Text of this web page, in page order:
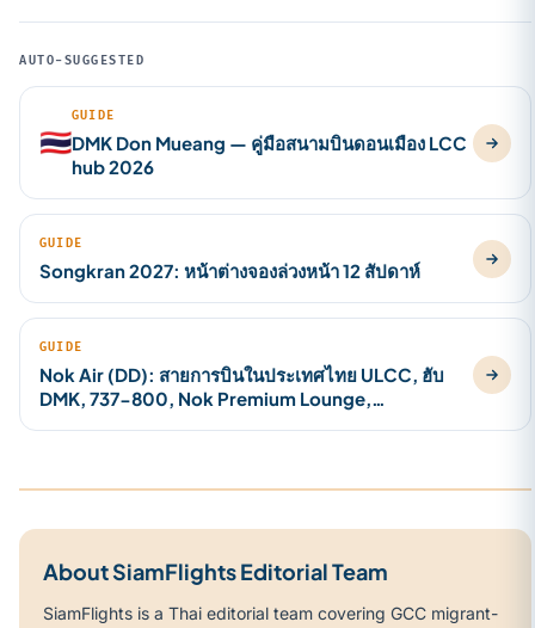
AUTO-SUGGESTED
🇹🇭
GUIDE
DMK Don Mueang — คู่มือสนามบินดอนเมือง LCC
hub 2026
GUIDE
Songkran 2027: หน้าต่างจองล่วงหน้า 12 สัปดาห์
GUIDE
Nok Air (DD): สายการบินในประเทศไทย ULCC, ฮับ
DMK, 737-800, Nok Premium Lounge,
About SiamFlights Editorial Team
SiamFlights is a Thai editorial team covering GCC migrant-